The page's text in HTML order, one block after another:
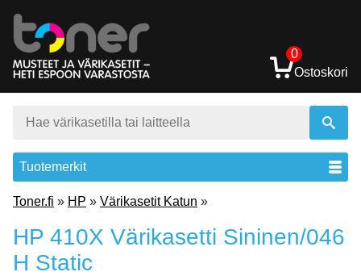
0
Ostoskori
Tuotemerkit
Toner.fi » HP » Värikasetit Katun »
HP 410X Värikasetti Sininen/046
H Static